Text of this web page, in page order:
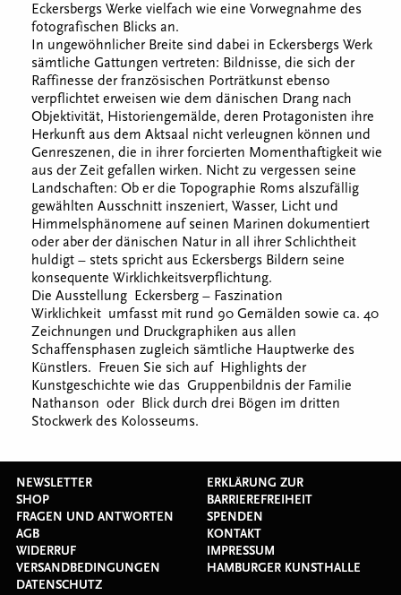
Eckersbergs Werke vielfach wie eine Vorwegnahme des
fotografischen Blicks an.
In ungewöhnlicher Breite sind dabei in Eckersbergs Werk
sämtliche Gattungen vertreten: Bildnisse, die sich der
Raffinesse der französischen Porträtkunst ebenso
verpflichtet erweisen wie dem dänischen Drang nach
Objektivität, Historiengemälde, deren Protagonisten ihre
Herkunft aus dem Aktsaal nicht verleugnen können und
Genreszenen, die in ihrer forcierten Momenthaftigkeit wie
aus der Zeit gefallen wirken. Nicht zu vergessen seine
Landschaften: Ob er die Topographie Roms alszufällig
gewählten Ausschnitt inszeniert, Wasser, Licht und
Himmelsphänomene auf seinen Marinen dokumentiert
oder aber der dänischen Natur in all ihrer Schlichtheit
huldigt – stets spricht aus Eckersbergs Bildern seine
konsequente Wirklichkeitsverpflichtung.
Die Ausstellung Eckersberg – Faszination
Wirklichkeit umfasst mit rund 90 Gemälden sowie ca. 40
Zeichnungen und Druckgraphiken aus allen
Schaffensphasen zugleich sämtliche Hauptwerke des
Künstlers. Freuen Sie sich auf Highlights der
Kunstgeschichte wie das Gruppenbildnis der Familie
Nathanson oder Blick durch drei Bögen im dritten
Stockwerk des Kolosseums.
NEWSLETTER
SHOP
FRAGEN UND ANTWORTEN
AGB
WIDERRUF
VERSANDBEDINGUNGEN
DATENSCHUTZ
ERKLÄRUNG ZUR
BARRIEREFREIHEIT
SPENDEN
KONTAKT
IMPRESSUM
HAMBURGER KUNSTHALLE